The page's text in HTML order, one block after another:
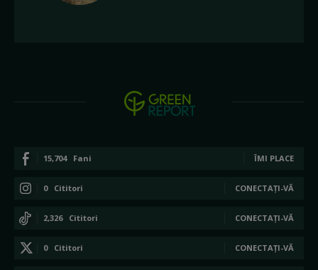
15,704 Fani ÎMI PLACE
0 Cititori CONECTAȚI-VĂ
2,326 Cititori CONECTAȚI-VĂ
0 Cititori CONECTAȚI-VĂ